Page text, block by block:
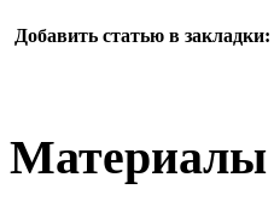
Добавить статью в закладки:
Материалы